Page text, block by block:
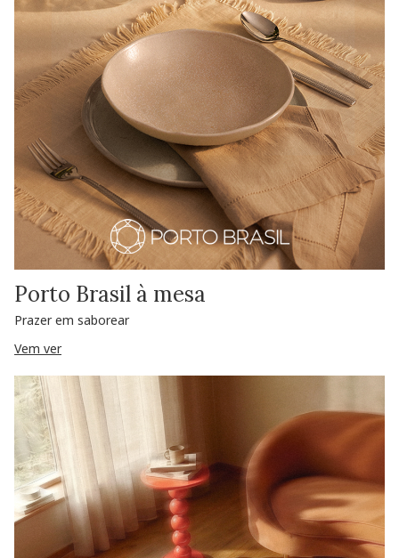
Porto Brasil à mesa
Prazer em saborear
Vem ver